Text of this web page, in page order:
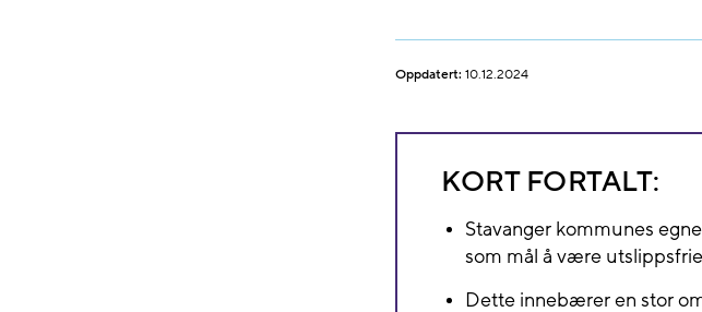
Oppdatert: 10.12.2024
KORT FORTALT:
Stavanger kommunes
som mål å være
Dette innebærer en stor